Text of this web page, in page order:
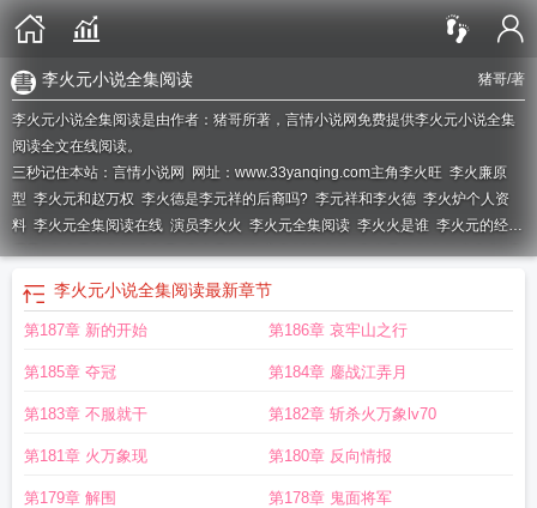
猪哥/著
李火元小说全集阅读
李火元小说全集阅读是由作者：猪哥所著，言情小说网免费提供李火元小说全集
阅读全文在线阅读。
三秒记住本站：言情小说网 网址：www.33yanqing.com主角李火旺 李火廉原
型 李火元和赵万权 李火德是李元祥的后裔吗? 李元祥和李火德 李火炉个人资
料 李火元全集阅读在线 演员李火火 李火元全集阅读 李火火是谁 李火元的经典
语录李火元全集阅读免费李火元教授主角叫李火的李火元的赵有什么含义
火镰简介 李火镰是谁 李火元个人简介 抖音李火元是真的还是演的
李火元小说全集阅读最新章节
第187章 新的开始 第186章 哀牢山之行
第185章 夺冠 第184章 鏖战江弄月
第183章 不服就干 第182章 斩杀火万象lv70
第181章 火万象现 第180章 反向情报
第179章 解围 第178章 鬼面将军